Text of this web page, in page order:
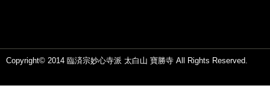
Copyright© 2014 臨済宗妙心寺派 太白山 寶勝寺 All Rights Reserved.